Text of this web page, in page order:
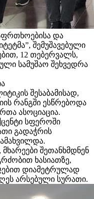
და
შემუშავებული
12 თებერვალს,
სამუშაო შეხვედრა
შესაბამისად,
რანგში ესწრებოდა
ასოციაცია.
სფეროში
გადაჭრის
შეთანხმდნენ
ხასიათზე,
დიამეტრულად
არსებული სურათი.